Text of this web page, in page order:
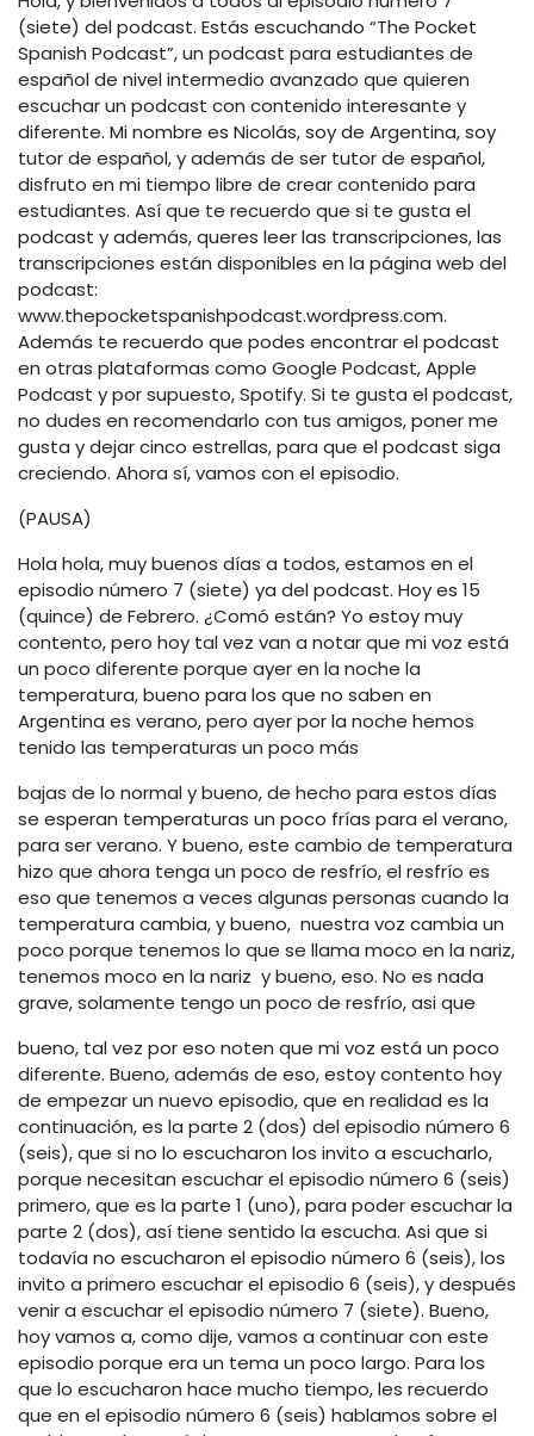
(siete) del podcast. Estás escuchando “The Pocket
Spanish Podcast”, un podcast para estudiantes de
español de nivel intermedio avanzado que quieren
escuchar un podcast con contenido interesante y
diferente. Mi nombre es Nicolás, soy de Argentina, soy
tutor de español, y además de ser tutor de español,
disfruto en mi tiempo libre de crear contenido para
estudiantes. Así que te recuerdo que si te gusta el
podcast y además, queres leer las transcripciones, las
transcripciones están disponibles en la página web del
podcast:
www.thepocketspanishpodcast.wordpress.com.
Además te recuerdo que podes encontrar el podcast
en otras plataformas como Google Podcast, Apple
Podcast y por supuesto, Spotify. Si te gusta el podcast,
no dudes en recomendarlo con tus amigos, poner me
gusta y dejar cinco estrellas, para que el podcast siga
creciendo. Ahora sí, vamos con el episodio.
(PAUSA)
Hola hola, muy buenos días a todos, estamos en el
episodio número 7 (siete) ya del podcast. Hoy es 15
(quince) de Febrero. ¿Comó están? Yo estoy muy
contento, pero hoy tal vez van a notar que mi voz está
un poco diferente porque ayer en la noche la
temperatura, bueno para los que no saben en
Argentina es verano, pero ayer por la noche hemos
tenido las temperaturas un poco más
bajas de lo normal y bueno, de hecho para estos días
se esperan temperaturas un poco frías para el verano,
para ser verano. Y bueno, este cambio de temperatura
hizo que ahora tenga un poco de resfrío, el resfrío es
eso que tenemos a veces algunas personas cuando la
temperatura cambia, y bueno, nuestra voz cambia un
poco porque tenemos lo que se llama moco en la nariz,
tenemos moco en la nariz y bueno, eso. No es nada
grave, solamente tengo un poco de resfrío, asi que
bueno, tal vez por eso noten que mi voz está un poco
diferente. Bueno, además de eso, estoy contento hoy
de empezar un nuevo episodio, que en realidad es la
continuación, es la parte 2 (dos) del episodio número 6
(seis), que si no lo escucharon los invito a escucharlo,
porque necesitan escuchar el episodio número 6 (seis)
primero, que es la parte 1 (uno), para poder escuchar la
parte 2 (dos), así tiene sentido la escucha. Asi que si
todavía no escucharon el episodio número 6 (seis), los
invito a primero escuchar el episodio 6 (seis), y después
venir a escuchar el episodio número 7 (siete). Bueno,
hoy vamos a, como dije, vamos a continuar con este
episodio porque era un tema un poco largo. Para los
que lo escucharon hace mucho tiempo, les recuerdo
que en el episodio número 6 (seis) hablamos sobre el